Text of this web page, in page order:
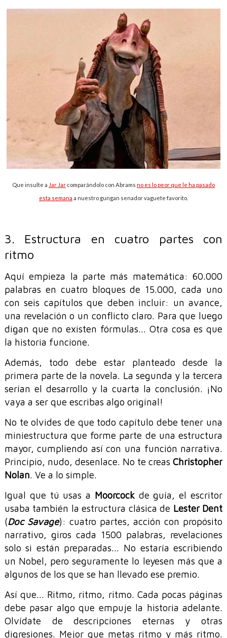
Que insulte a Jar Jarcomparándolo con Abrams no es lo peor que le ha pasado
esta semana a nuestro gungan senador vaguete favorito.
3. Estructura en cuatro partes con
ritmo
Aquí empieza la parte más matemática: 60.000
palabras en cuatro bloques de 15.000, cada uno
con seis capítulos que deben incluir: un avance,
una revelación o un conflicto claro. Para que luego
digan que no existen fórmulas... Otra cosa es que
la historia funcione.
Además, todo debe estar planteado desde la
primera parte de la novela. La segunda y la tercera
serían el desarrollo y la cuarta la conclusión. ¡No
vaya a ser que escribas algo original!
No te olvides de que todo capítulo debe tener una
miniestructura que forme parte de una estructura
mayor, cumpliendo así con una función narrativa.
Principio, nudo, desenlace. No te creasChristopher
Nolan. Ve a lo simple.
Igual que tú usas a Moorcockde guía, el escritor
usaba también la estructura clásica de Lester Dent
(Doc Savage): cuatro partes, acción con propósito
narrativo, giros cada 1500 palabras, revelaciones
solo si están preparadas... No estaría escribiendo
un Nobel, pero seguramente lo leyesen más que a
algunos de los que se han llevado ese premio.
Así que... Ritmo, ritmo, ritmo. Cada pocas páginas
debe pasar algo que empuje la historia adelante.
Olvídate de descripciones eternas y otras
digresiones. Mejor que metas ritmo y más ritmo.